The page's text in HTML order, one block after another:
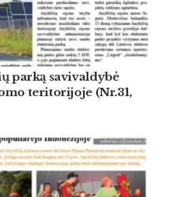
parką savivaldybė
teritorijoje (Nr.31,